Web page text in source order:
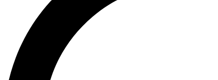
Узбекистан
Ульяновск
Ярославль